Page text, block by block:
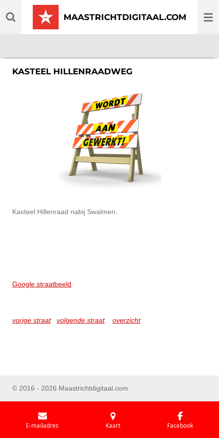
direct
MAASTRICHTDIGITAAL.COM
KASTEEL HILLENRAADWEG
Kasteel Hillenraad nabij Swalmen.
Google straatbeeld
vorige straat volgende straat overzicht
© 2016 - 2026 Maastrichtdigitaal.com
E-mailadres Kaart Facebook